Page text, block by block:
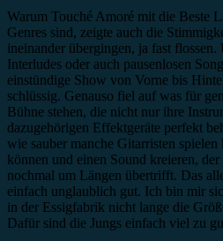
Warum Touché Amoré mit die Beste
Genres sind, zeigte auch die
ineinander übergingen, ja fast
Interludes oder auch pausenlosen
einstündige Show von Vorne bis
schlüssig. Genauso fiel auf was für
Bühne stehen, die nicht nur ihre
dazugehörigen Effektgeräte perfekt
wie sauber manche Gitarristen
können und einen Sound kreieren,
nochmal um Längen übertrifft. Das
einfach unglaublich gut. Ich bin mir
in der Essigfabrik nicht lange die
Dafür sind die Jungs einfach viel zu